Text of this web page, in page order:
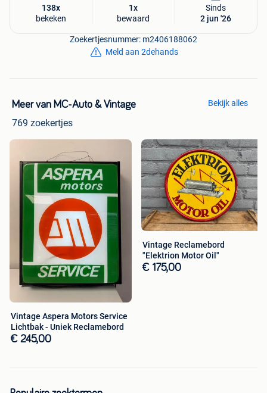
138x
bekeken
1x
bewaard
Sinds
2 jun '26
Zoekertjesnummer: m2406188062
Meld aan 2dehands
Meer van MC-Auto & Vintage
769 zoekertjes
Bekijk alles
Vintage Aspera Motors Service
Lichtbak - Uniek Reclamebord
€ 245,00
Vintage Reclamebord
"Elektrion Motor Oil"
€ 175,00